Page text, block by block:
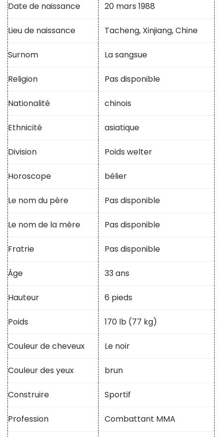
Date de naissance 20 mars 1988
Lieu de naissance Tacheng, Xinjiang, Chine
Surnom La sangsue
Religion Pas disponible
Nationalité chinois
Ethnicité asiatique
Division Poids welter
Horoscope bélier
Le nom du père Pas disponible
Le nom de la mère Pas disponible
Fratrie Pas disponible
Âge 33 ans
Hauteur 6 pieds
Poids 170 lb (77 kg)
Couleur de cheveux Le noir
Couleur des yeux brun
Construire Sportif
Profession Combattant MMA